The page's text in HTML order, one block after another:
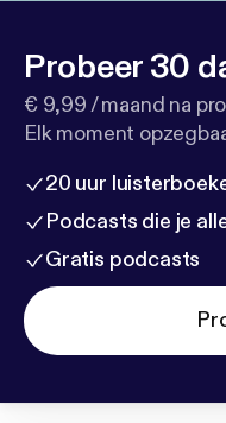
Probeer 30
€ 9,99 / maand na
Elk moment
20 uur
Podcasts die je
Gratis podcasts